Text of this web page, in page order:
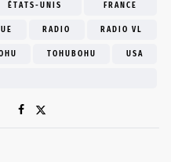
ÉTATS-UNIS FRANCE
RADIO RADIO VL
TOHUBOHU USA